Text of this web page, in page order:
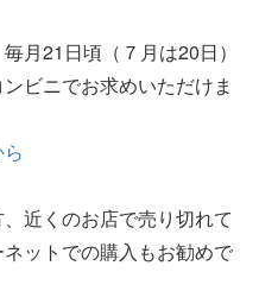
月21日頃（７月は20日）
ビニでお求めいただけま
近くのお店で売り切れて
ットでの購入もお勧めで